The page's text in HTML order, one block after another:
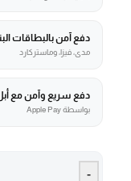
دفع آمن بالبطاقات
مدى، فيزا، وماستركارد
دفع سريع وآمن مع
بواسطة Apple Pay
-